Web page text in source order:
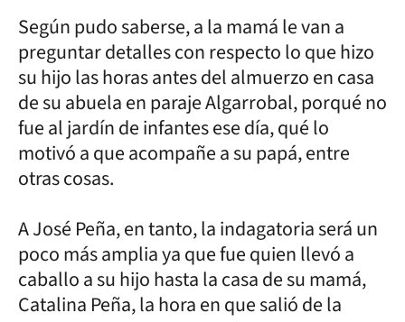
Según pudo saberse, a la mamá le van a
preguntar detalles con respecto lo que hizo
su hijo las horas antes del almuerzo en casa
de su abuela en paraje Algarrobal, porqué no
fue al jardín de infantes ese día, qué lo
motivó a que acompañe a su papá, entre
otras cosas.
A José Peña, en tanto, la indagatoria será un
poco más amplia ya que fue quien llevó a
caballo a su hijo hasta la casa de su mamá,
Catalina Peña, la hora en que salió de la